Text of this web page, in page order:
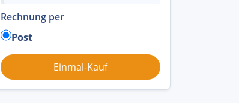
Rechnung per
Post